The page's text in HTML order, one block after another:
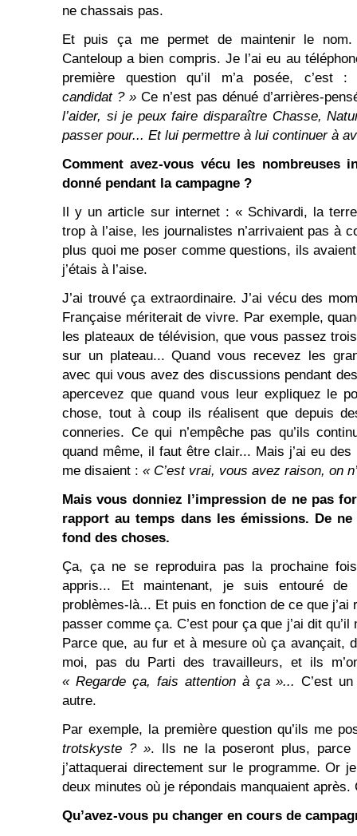
ne chassais pas.
Et puis ça me permet de maintenir le
Canteloup a bien compris. Je l’ai eu au
première question qu’il m’a posée, c’est
candidat ? »Ce n’est pas dénué d’arrières-
l’aider, si je peux faire disparaître Chasse,
passer pour... Et lui permettre à lui continuer à
Comment avez-vous vécu les nombreuses
donné pendant la campagne ?
Il y un article sur internet : « Schivardi, la
trop à l’aise, les journalistes n’arrivaient pas à
plus quoi me poser comme questions, ils
j’étais à l’aise.
J’ai trouvé ça extraordinaire. J’ai vécu des
Française mériterait de vivre. Par exemple,
les plateaux de télévision, que vous passez
sur un plateau... Quand vous recevez les
avec qui vous avez des discussions pendant
apercevez que quand vous leur expliquez le
chose, tout à coup ils réalisent que depuis
conneries. Ce qui n’empêche pas qu’ils
quand même, il faut être clair... Mais j’ai eu
me disaient : « C’est vrai, vous avez raison, on
Mais vous donniez l’impression de ne pas
rapport au temps dans les émissions. De
fond des choses.
Ça, ça ne se reproduira pas la prochaine
appris... Et maintenant, je suis entouré
problèmes-là... Et puis en fonction de ce que
passer comme ça. C’est pour ça que j’ai dit
Parce que, au fur et à mesure où ça avançait,
moi, pas du Parti des travailleurs, et ils
« Regarde ça, fais attention à ça »...C’est
autre.
Par exemple, la première question qu’ils me
trotskyste ? ». Ils ne la poseront plus, parce
j’attaquerai directement sur le programme. Or
deux minutes où je répondais manquaient après.
Qu’avez-vous pu changer en cours de